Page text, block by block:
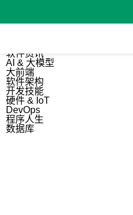
软件资讯
AI & 大模型
大前端
软件架构
开发技能
硬件 & IoT
DevOps
程序人生
数据库